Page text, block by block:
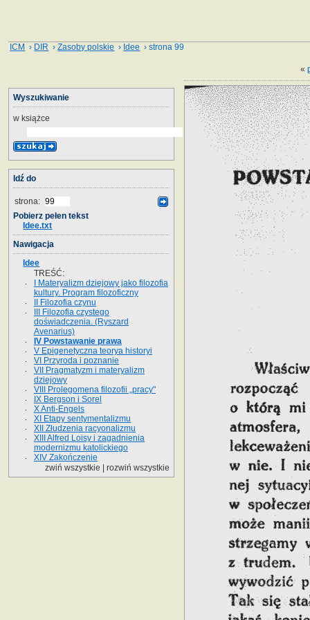
ICM › DIR ›Zasoby polskie › Idee › strona 99
«
Wyszukiwanie
w książce
Idź do
strona:
Pobierz pełen tekst
Idee.txt
Nawigacja
Idee
TREŚĆ:
I Materyalizm dziejowy jako filozofia
kultury. Program filozoficzny
II Filozofia czynu
III Filozofia czystego
doświadczenia. (Ryszard
Avenarius)
IV Powstawanie prawa
V Epigenetyczna teorya historyi
VI Przyroda i poznanie
VII Pragmatyzm i materyalizm
dziejowy
VIII Prolegomena filozofii „pracy"
IX Bergson i Sorel
X Anti-Engels
XI Etapy sentymentalizmu
XII Złudzenia racyonalizmu
XIII Alfred Loisy i zagadnienia
modernizmu katolickiego
XIV Zakończenie
zwiń wszystkie
rozwiń wszystkie